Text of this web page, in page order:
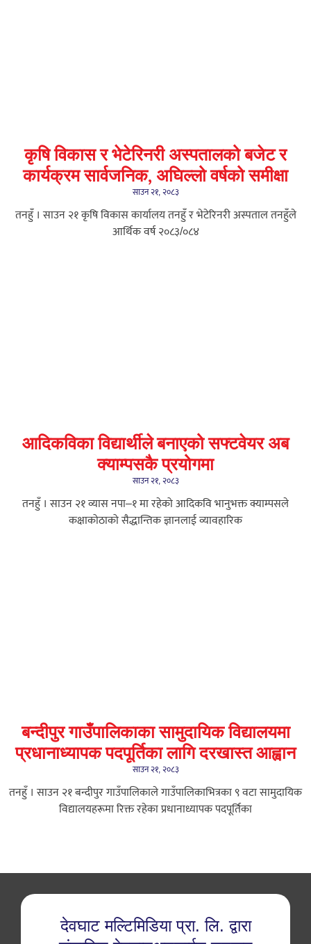
कृषि विकास र भेटेरिनरी अस्पतालको बजेट र
कार्यक्रम सार्वजनिक, अघिल्लो वर्षको समीक्षा
साउन २१, २०८३
तनहुँ । साउन २१ कृषि विकास कार्यालय तनहुँ र भेटेरिनरी अस्पताल तनहुँले
आर्थिक वर्ष २०८३/०८४
आदिकविका विद्यार्थीले बनाएको सफ्टवेयर अब
क्याम्पसकै प्रयोगमा
साउन २१, २०८३
तनहुँ । साउन २१ व्यास नपा–१ मा रहेको आदिकवि भानुभक्त क्याम्पसले
कक्षाकोठाको सैद्धान्तिक ज्ञानलाई व्यावहारिक
बन्दीपुर गाउँपालिकाका सामुदायिक विद्यालयमा
प्रधानाध्यापक पदपूर्तिका लागि दरखास्त आह्वान
साउन २१, २०८३
तनहुँ । साउन २१ बन्दीपुर गाउँपालिकाले गाउँपालिकाभित्रका ९ वटा सामुदायिक
विद्यालयहरूमा रिक्त रहेका प्रधानाध्यापक पदपूर्तिका
देवघाट मल्टिमिडिया प्रा. लि. द्वारा